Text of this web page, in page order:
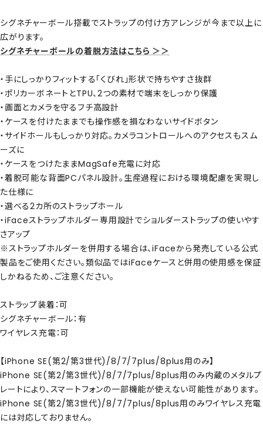
シグネチャーボール搭載でストラップの付け方アレンジが今まで以上に
広がります。
シグネチャーボールの着脱方法はこちら ＞＞
・手にしっかりフィットする「くびれ」形状で持ちやすさ抜群
・ポリカーボネートとTPU、2つの素材で端末をしっかり保護
・画面とカメラを守るフチ高設計
・ケースを付けたままでも操作感を損なわないサイドボタン
・サイドホールもしっかり対応。カメラコントロールへのアクセスもスム
ーズに
・ケースをつけたままMagSafe充電に対応
・着脱可能な背面PCパネル設計。生産過程における環境配慮を実現し
た仕様に
・選べる2カ所のストラップホール
・iFaceストラップホルダー専用設計でショルダーストラップの使いやす
さアップ
※ストラップホルダーを併用する場合は、iFaceから発売している公式
製品をご使用ください。類似品ではiFaceケースと併用の使用感を保証
しかねるため、ご注意ください。
ストラップ装着：可
シグネチャーボール：有
ワイヤレス充電：可
【iPhone SE(第2/第3世代)/8/7/7plus/8plus用のみ】
iPhone SE(第2/第3世代)/8/7/7plus/8plus用のみ内蔵のメタルプ
レートにより、スマートフォンの一部機能が使えない可能性があります。
iPhone SE(第2/第3世代)/8/7/7plus/8plus用のみワイヤレス充電
には対応しておりません。